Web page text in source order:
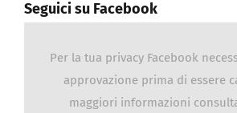
Per la tua privacy Facebook
approvazione prima di essere